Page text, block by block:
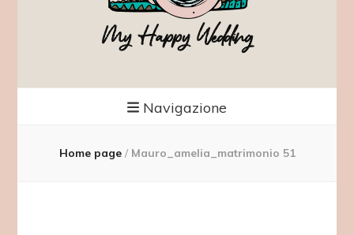
My Happy Wedding
Navigazione
Home page / Mauro_amelia_matrimonio 51